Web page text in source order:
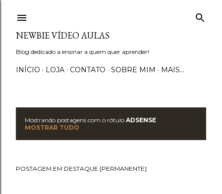
NEWBIE VÍDEO AULAS
Blog dedicado a ensinar a quem quer aprender!
INÍCIO LOJA CONTATO SOBRE MIM MAIS…
s
Mostrando postagens com o rótulo ADSENSE
MOSTRAR TUDO
POSTAGEM EM DESTAQUE [PERMANENTE]